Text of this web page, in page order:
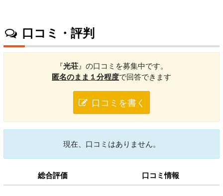
口コミ・評判
『光荘』の口コミを募集中です。
匿名のまま１分程度で回答できます
口コミを書く
現在、口コミはありません。
総合評価 口コミ情報